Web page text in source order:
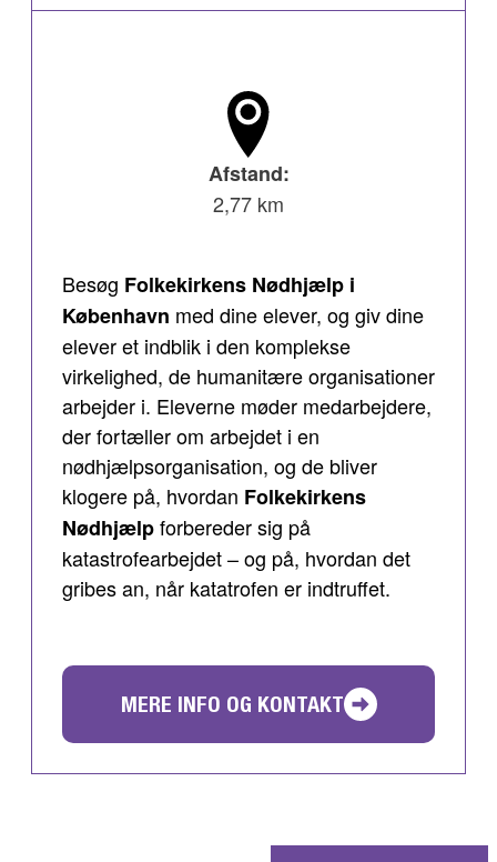
Afstand:
2,77 km
Besøg Folkekirkens Nødhjælp i
København med dine elever, og giv dine
elever et indblik i den komplekse
virkelighed, de humanitære organisationer
arbejder i. Eleverne møder medarbejdere,
der fortæller om arbejdet i en
nødhjælpsorganisation, og de bliver
klogere på, hvordan Folkekirkens
Nødhjælpforbereder sig på
katastrofearbejdet – og på, hvordan det
gribes an, når katatrofen er indtruffet.
MERE INFO OG KONTAKT